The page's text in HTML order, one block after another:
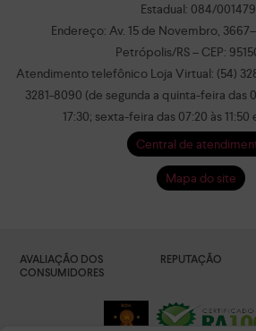
Estadual: 084/
Endereço: Av. 15 de Novembro,
Petrópolis/RS – CEP:
Atendimento telefônico Loja Virtual: (54)
3281-8090 (de segunda a quinta-feira das
17:30; sexta-feira das 07:20 às 11:50
Central de
Mapa do site
AVALIAÇÃO DOS
CONSUMIDORES
REPUTAÇÃO